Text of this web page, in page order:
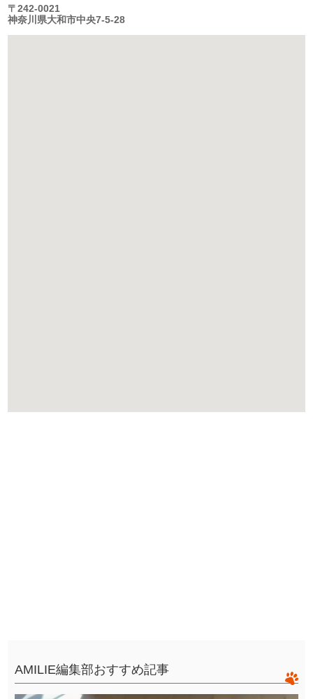
〒242-0021
神奈川県大和市中央7-5-28
AMILIE編集部おすすめ記事